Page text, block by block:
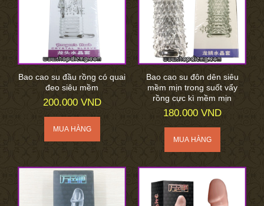
Bao cao su đầu rồng có quai
đeo siêu mềm
200.000 VND
Bao cao su đôn dên siêu
mềm mịn trong suốt vẩy
rồng cực kì mềm mịn
180.000 VND